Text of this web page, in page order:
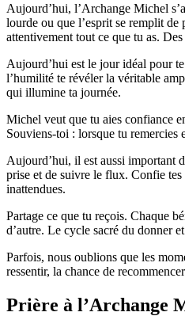
Aujourd’hui, l’Archange Michel
lourde ou que l’esprit se remplit de
attentivement tout ce que tu as.
Aujourd’hui est le jour idéal pour
l’humilité te révéler la véritable
qui illumine ta journée.
Michel veut que tu aies confiance
Souviens-toi : lorsque tu remercies
Aujourd’hui, il est aussi important
prise et de suivre le flux. Confie tes
inattendues.
Partage ce que tu reçois. Chaque
d’autre. Le cycle sacré du donner
Parfois, nous oublions que les
ressentir, la chance de
Prière à l’Archange